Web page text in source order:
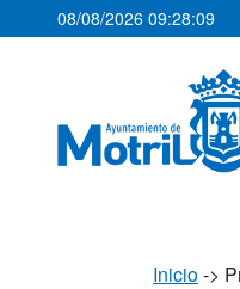
08/08/2026 09:28:10
Inicio->